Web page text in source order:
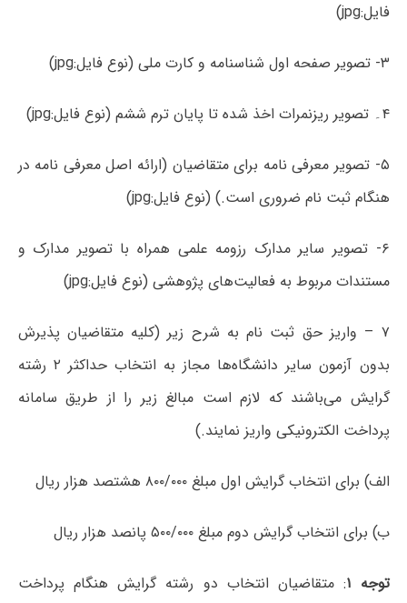
فایل:jpg)
۳- تصویر صفحه اول شناسنامه و کارت ملی (نوع فایل:jpg)
۴۔ تصویر ریزنمرات اخذ شده تا پایان ترم ششم (نوع فایل:jpg)
۵- تصویر معرفی نامه برای متقاضیان (ارائه اصل معرفی نامه در
هنگام ثبت نام ضروری است.) (نوع فایل:jpg)
۶- تصویر سایر مدارک رزومه علمی همراه با تصویر مدارک و
مستندات مربوط به فعالیت‌های پژوهشی (نوع فایل:jpg)
۷ – واریز حق ثبت نام به شرح زیر (کلیه متقاضیان پذیرش
بدون آزمون سایر دانشگاه‌ها مجاز به انتخاب حداکثر ۲ رشته
گرایش می‌باشند که لازم است مبالغ زیر را از طریق سامانه
پرداخت الکترونیکی واریز نمایند.)
الف) برای انتخاب گرایش اول مبلغ ۸۰۰/۰۰۰ هشتصد هزار ریال
ب) برای انتخاب گرایش دوم مبلغ ۵۰۰/۰۰۰ پانصد هزار ریال
توجه ۱
: متقاضیان انتخاب دو رشته گرایش هنگام پرداخت